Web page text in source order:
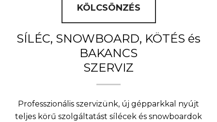
KÖLCSÖNZÉS
SÍLÉC, SNOWBOARD, KÖTÉS és
BAKANCS
SZERVIZ
Professzionális szervizünk, új gépparkkal nyújt
teljes körű szolgáltatást sílécek és snowboardok